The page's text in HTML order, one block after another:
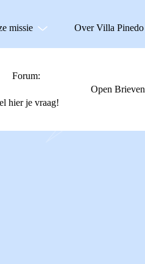
missie Over Villa Pinedo
Forum:
hier je vraag!
Open Brieven